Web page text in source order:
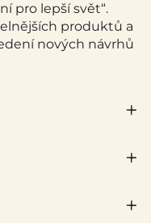
pro lepší svět“.
produktů a
nových návrhů